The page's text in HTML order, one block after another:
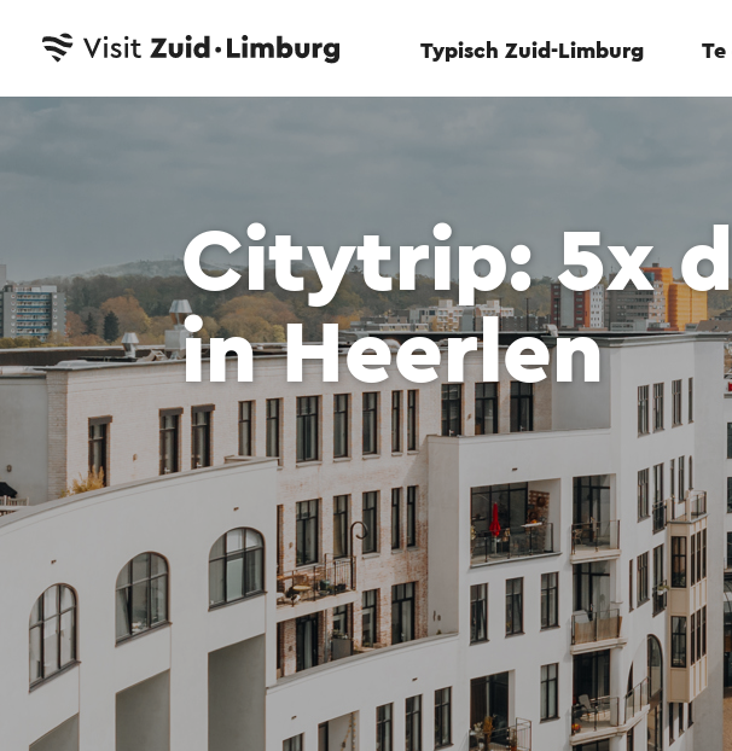
Typisch Zuid-Limburg Te
Citytrip: 5x
in Heerlen